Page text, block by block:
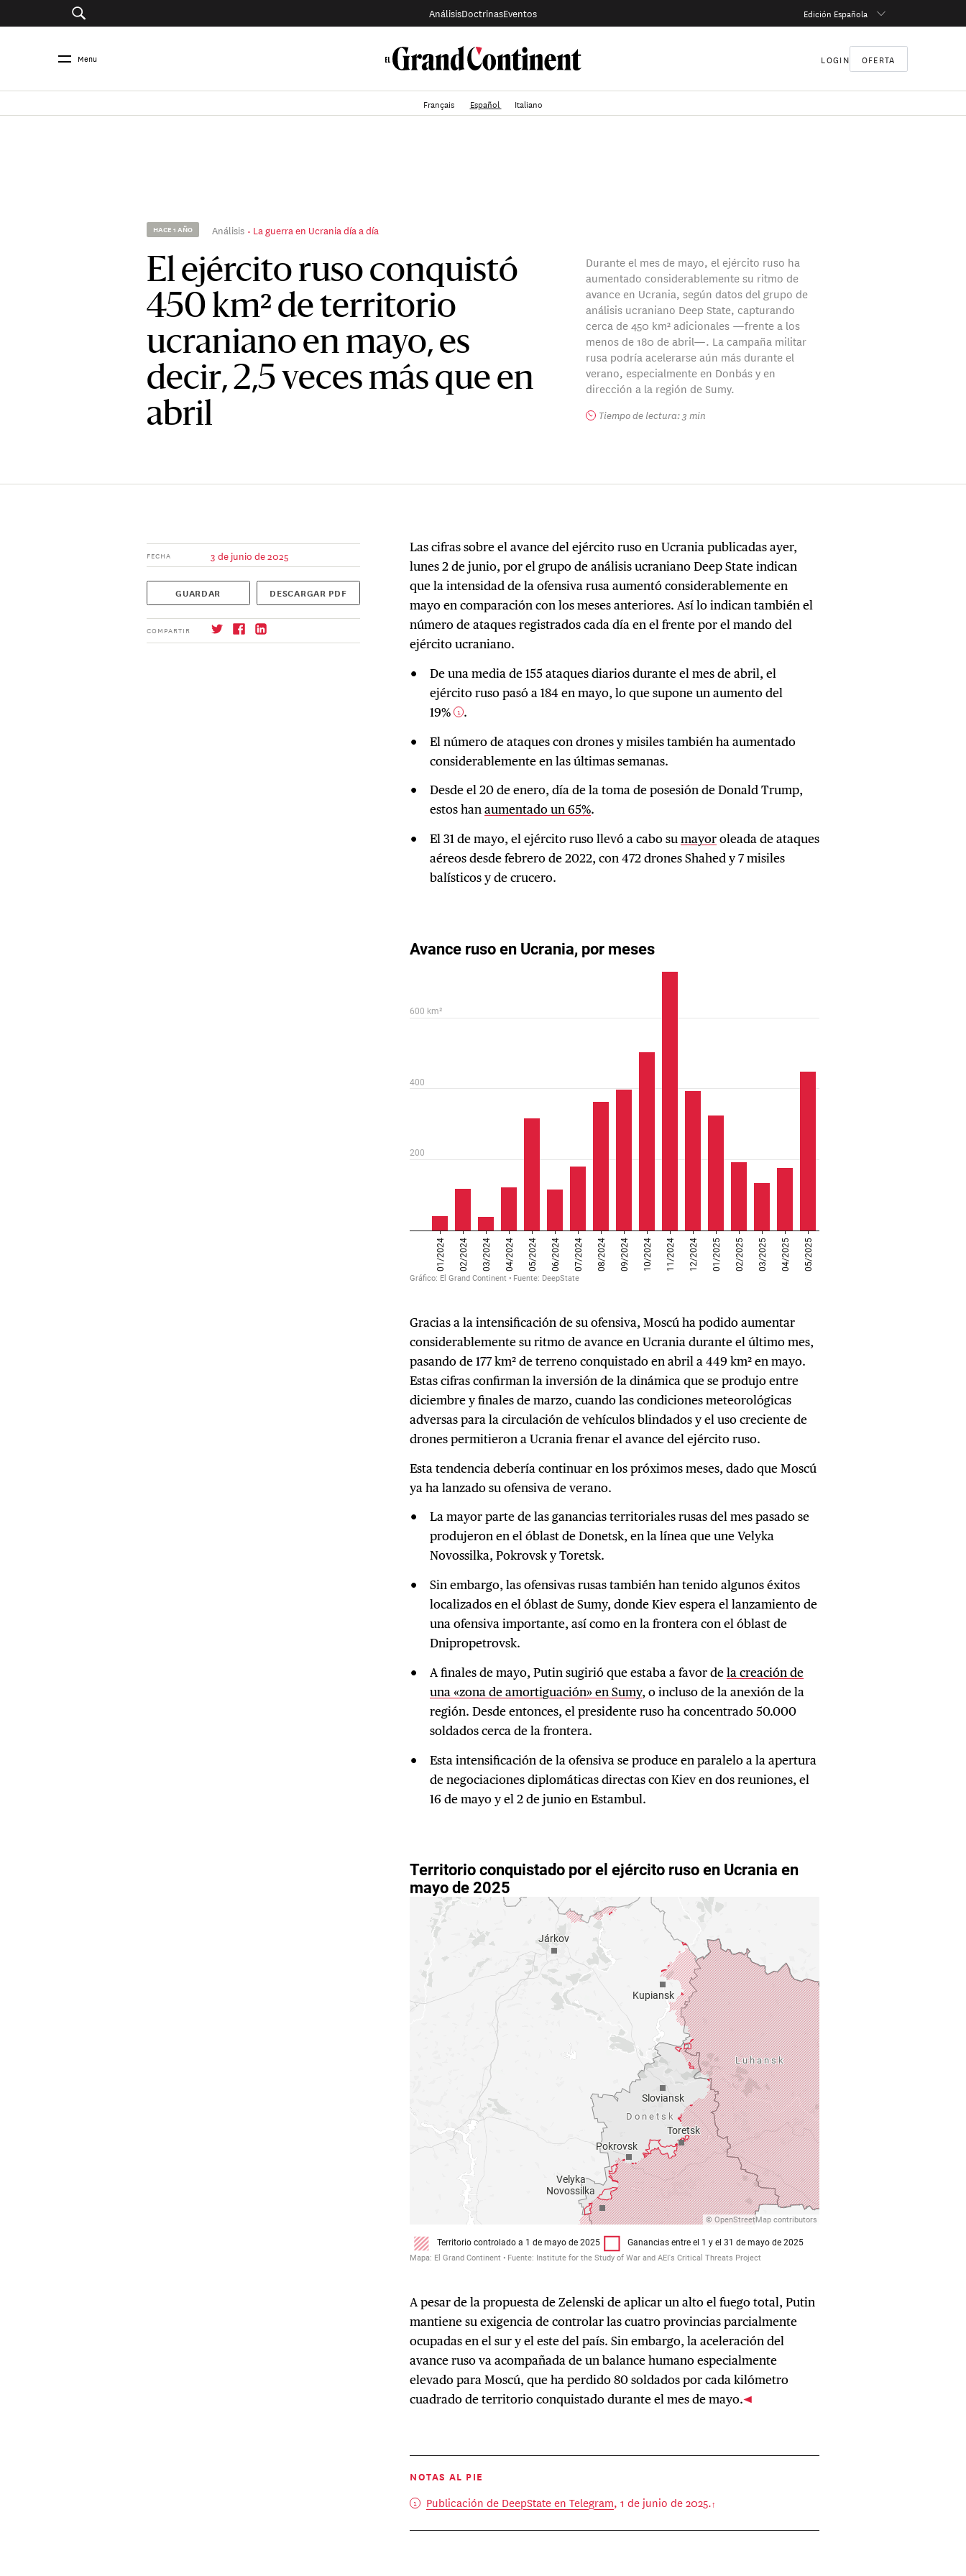
AnálisisDoctrinasEventos Edición Española
Menu LOGIN OFERTA
Français Español Italiano
HACE 1 AÑO Análisis La guerra en Ucrania día a día
El ejército ruso conquistó
450 km² de territorio
ucraniano en mayo, es
decir, 2,5 veces más que en
abril
Durante el mes de mayo, el ejército ruso ha
aumentado considerablemente su ritmo de
avance en Ucrania, según datos del grupo de
análisis ucraniano Deep State, capturando
cerca de 450 km² adicionales —frente a los
menos de 180 de abril—. La campaña militar
rusa podría acelerarse aún más durante el
verano, especialmente en Donbás y en
dirección a la región de Sumy.
Tiempo de lectura: 3 min
FECHA 3 de junio de 2025
GUARDAR DESCARGAR PDF
COMPARTIR
Las cifras sobre el avance del ejército ruso en Ucrania publicadas ayer,
lunes 2 de junio, por el grupo de análisis ucraniano Deep State indican
que la intensidad de la ofensiva rusa aumentó considerablemente en
mayo en comparación con los meses anteriores. Así lo indican también el
número de ataques registrados cada día en el frente por el mando del
ejército ucraniano.
De una media de 155 ataques diarios durante el mes de abril, el
ejército ruso pasó a 184 en mayo, lo que supone un aumento del
19% 1 .
El número de ataques con drones y misiles también ha aumentado
considerablemente en las últimas semanas.
Desde el 20 de enero, día de la toma de posesión de Donald Trump,
estos hanaumentado un 65%.
El 31 de mayo, el ejército ruso llevó a cabo su mayoroleada de ataques
aéreos desde febrero de 2022, con 472 drones Shahed y 7 misiles
balísticos y de crucero.
Gracias a la intensificación de su ofensiva, Moscú ha podido aumentar
considerablemente su ritmo de avance en Ucrania durante el último mes,
pasando de 177 km² de terreno conquistado en abril a 449 km² en mayo.
Estas cifras confirman la inversión de la dinámica que se produjo entre
diciembre y finales de marzo, cuando las condiciones meteorológicas
adversas para la circulación de vehículos blindados y el uso creciente de
drones permitieron a Ucrania frenar el avance del ejército ruso.
Esta tendencia debería continuar en los próximos meses, dado que Moscú
ya ha lanzado su ofensiva de verano.
La mayor parte de las ganancias territoriales rusas del mes pasado se
produjeron en el óblast de Donetsk, en la línea que une Velyka
Novossilka, Pokrovsk y Toretsk.
Sin embargo, las ofensivas rusas también han tenido algunos éxitos
localizados en el óblast de Sumy, donde Kiev espera el lanzamiento de
una ofensiva importante, así como en la frontera con el óblast de
Dnipropetrovsk.
A finales de mayo, Putin sugirió que estaba a favor dela creación de
una «zona de amortiguación» en Sumy, o incluso de la anexión de la
región. Desde entonces, el presidente ruso ha concentrado 50.000
soldados cerca de la frontera.
Esta intensificación de la ofensiva se produce en paralelo a la apertura
de negociaciones diplomáticas directas con Kiev en dos reuniones, el
16 de mayo y el 2 de junio en Estambul.
A pesar de la propuesta de Zelenski de aplicar un alto el fuego total, Putin
mantiene su exigencia de controlar las cuatro provincias parcialmente
ocupadas en el sur y el este del país. Sin embargo, la aceleración del
avance ruso va acompañada de un balance humano especialmente
elevado para Moscú, que ha perdido 80 soldados por cada kilómetro
cuadrado de territorio conquistado durante el mes de mayo.
NOTAS AL PIE
Publicación de DeepState en Telegram, 1 de junio de 2025.